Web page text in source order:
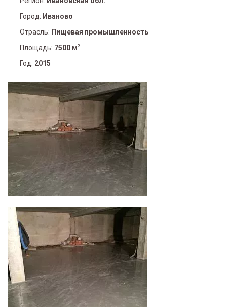
Город: Иваново
Отрасль: Пищевая промышленность
Площадь: 7500 м 2
Год: 2015